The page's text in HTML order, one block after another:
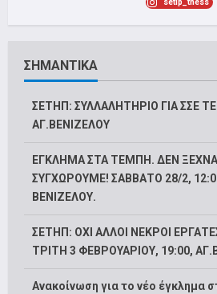
setip_thess
ΣΗΜΑΝΤΙΚΑ
ΣΕΤΗΠ: ΣΥΛΛΑΛΗΤΗΡΙΟ ΓΙΑ ΣΣΕ
ΑΓ.ΒΕΝΙΖΕΛΟΥ
ΕΓΚΛΗΜΑ ΣΤΑ ΤΕΜΠΗ. ΔΕΝ
ΣΥΓΧΩΡΟΥΜΕ! ΣΑΒΒΑΤΟ 28/2,
ΒΕΝΙΖΕΛΟΥ.
ΣΕΤΗΠ: ΟΧΙ ΑΛΛΟΙ ΝΕΚΡΟΙ
ΤΡΙΤΗ 3 ΦΕΒΡΟΥΑΡΙΟΥ, 19:00,
Ανακοίνωση για το νέο έγκλημα